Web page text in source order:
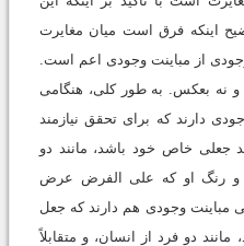
اینکه فرق است میان مغایرت
از مباینت وجودى اعم است.
و نه بعکس. به طور کلى، هنگامى
دارند که براى تحقق نیازمند
جعلى خاص خود باشد، مانند دو
و رنگ او که على الفرض عرض
مباینت وجودى هم دارند که جعل
دو فرد از انسان، و متقابلاً